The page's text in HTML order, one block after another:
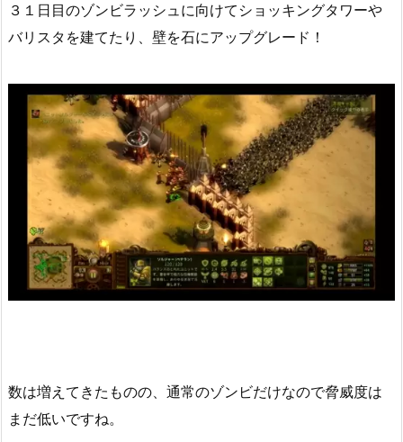
３１日目のゾンビラッシュに向けてショッキングタワーや
バリスタを建てたり、壁を石にアップグレード！
数は増えてきたものの、通常のゾンビだけなので脅威度は
まだ低いですね。